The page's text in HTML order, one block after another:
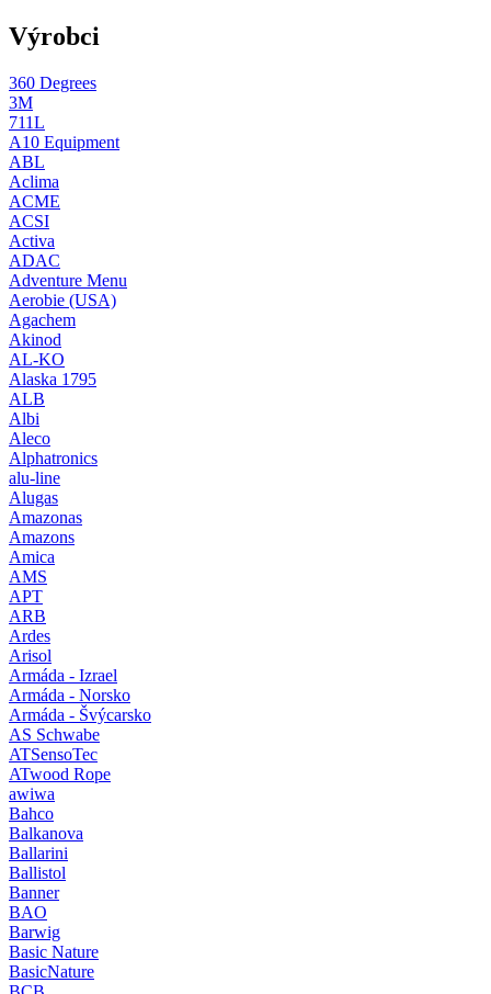
Výrobci
360 Degrees
3M
711L
A10 Equipment
ABL
Aclima
ACME
ACSI
Activa
ADAC
Adventure Menu
Aerobie (USA)
Agachem
Akinod
AL-KO
Alaska 1795
ALB
Albi
Aleco
Alphatronics
alu-line
Alugas
Amazonas
Amazons
Amica
AMS
APT
ARB
Ardes
Arisol
Armáda - Izrael
Armáda - Norsko
Armáda - Švýcarsko
AS Schwabe
ATSensoTec
ATwood Rope
awiwa
Bahco
Balkanova
Ballarini
Ballistol
Banner
BAO
Barwig
Basic Nature
BasicNature